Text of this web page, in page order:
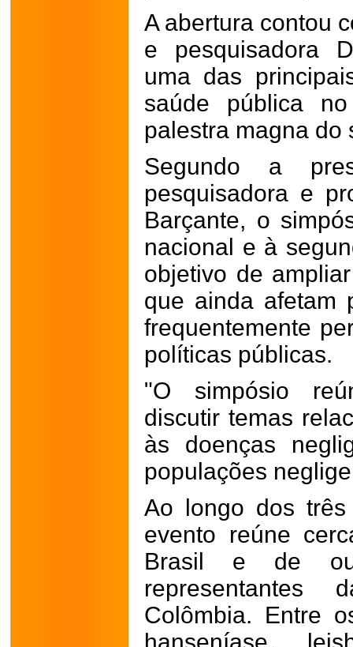
A abertura contou
e pesquisadora
uma das
saúde pública
palestra magna do
Segundo a
pesquisadora e
Barçante, o
nacional e à
objetivo de
que ainda afetam
frequentemente
políticas públicas.
"O simpósio
discutir temas
às doenças
populações
Ao longo dos
evento reúne
Brasil e de
Colômbia. Entre